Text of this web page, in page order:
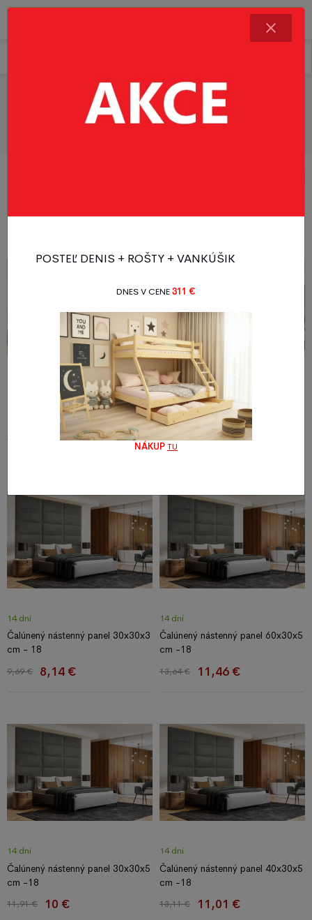
Nástenné čalúnené panely
Čalúnený nástenný panel 40x30x3
10,53 € 8,84 €
14 dní
Čalúnený nástenný panel 60x30x3
cm - 18
10,93 € 9,19 €
14 dní
Čalúnený nástenný panel 30x30x3
cm - 18
9,69 € 8,14 €
14 dní
Čalúnený nástenný panel 60x30x5
cm -18
13,64 € 11,46 €
14 dní
Čalúnený nástenný panel 30x30x5
cm -18
11,91 € 10 €
14 dní
Čalúnený nástenný panel 40x30x5
cm -18
13,11 € 11,01 €
POSTEĽ DENIS + ROŠTY + VANKÚŠIK
DNES V CENE311 €
NÁKUPTU